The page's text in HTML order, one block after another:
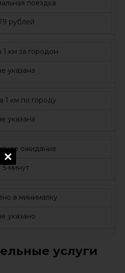
поездка
рублей
1 км за городом
указана
1 км по городу
указана
ожидание
5 минут
в минималку
указано
услуги